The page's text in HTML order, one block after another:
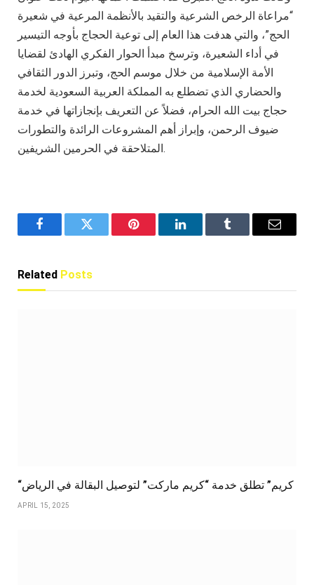
“مراعاة الرخص الشرعية والتقيد بالأنظمة المرعية في شعيرة
الحج”، والتي هدفت هذا العام إلى توعية الحجاج بأوجه التيسير
في أداء الشعيرة، وترسخ مبدأ الحوار الفكري الهادئ لقضايا
الأمة الإسلامية من خلال موسم الحج، وتبرز الدور الثقافي
والحضاري الذي تضطلع به المملكة العربية السعودية لخدمة
حجاج بيت الله الحرام، فضلاً عن التعريف بإنجازاتها في خدمة
ضيوف الرحمن، وإبراز أهم المشروعات الرائدة والتطورات
المتلاحقة في الحرمين الشريفين.
FacebookTwitter Pinterest LinkedInTumblr Email
Related Posts
“كريم” تطلق خدمة “كريم ماركت” لتوصيل البقالة في الرياض
APRIL 15, 2025